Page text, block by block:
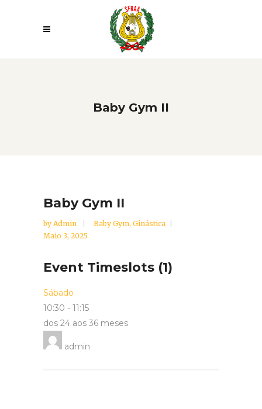
Baby Gym II
Baby Gym II
by Admin Baby Gym, Ginástica
Maio 3, 2025
Event Timeslots (1)
Sábado
10:30 - 11:15
dos 24 aos 36 meses
admin